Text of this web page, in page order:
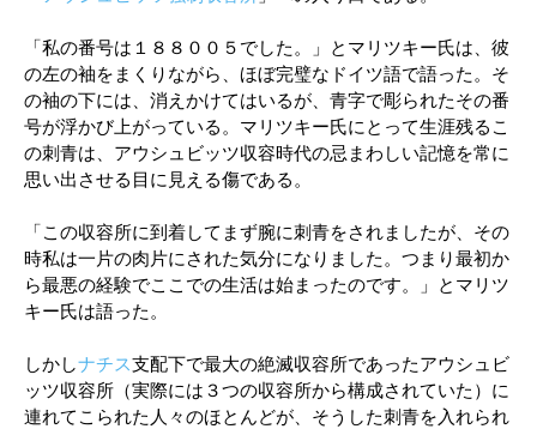
「私の番号は１８８００５でした。」とマリツキー氏は、彼
の左の袖をまくりながら、ほぼ完璧なドイツ語で語った。そ
の袖の下には、消えかけてはいるが、青字で彫られたその番
号が浮かび上がっている。マリツキー氏にとって生涯残るこ
の刺青は、アウシュビッツ収容時代の忌まわしい記憶を常に
思い出させる目に見える傷である。
「この収容所に到着してまず腕に刺青をされましたが、その
時私は一片の肉片にされた気分になりました。つまり最初か
ら最悪の経験でここでの生活は始まったのです。」とマリツ
キー氏は語った。
しかしナチス支配下で最大の絶滅収容所であったアウシュビ
ッツ収容所（実際には３つの収容所から構成されていた）に
連れてこられた人々のほとんどが、そうした刺青を入れられ